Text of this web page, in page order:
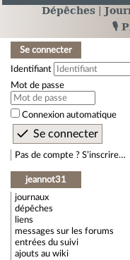
Dépêches
🎙️
Se connecter
Identifiant
Mot de passe
Connexion automatique
Pas de compte ? S’inscrire…
jeannot31
journaux
dépêches
liens
messages sur les forums
entrées du suivi
ajouts au wiki